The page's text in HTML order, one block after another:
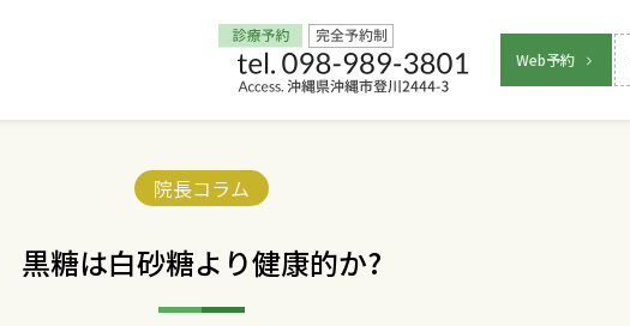
Web予約
Categories:
院長コラム
黒糖は白砂糖より健康的か?
Home
交通アクセス
院長からのごあいさつ